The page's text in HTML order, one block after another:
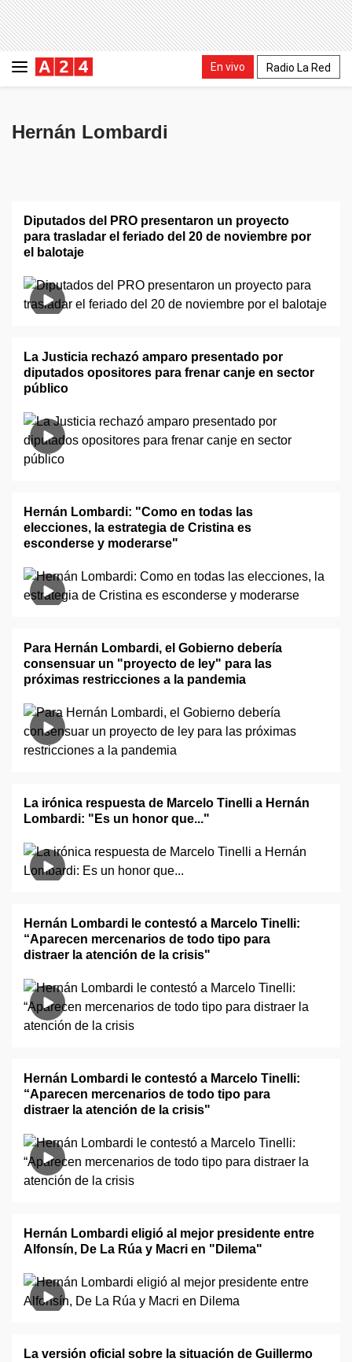
En vivo Radio La Red
Hernán Lombardi
Diputados del PRO presentaron un proyecto
para trasladar el feriado del 20 de noviembre por
el balotaje
La Justicia rechazó amparo presentado por
diputados opositores para frenar canje en sector
público
Hernán Lombardi: "Como en todas las
elecciones, la estrategia de Cristina es
esconderse y moderarse"
Para Hernán Lombardi, el Gobierno debería
consensuar un "proyecto de ley" para las
próximas restricciones a la pandemia
La irónica respuesta de Marcelo Tinelli a Hernán
Lombardi: "Es un honor que..."
Hernán Lombardi le contestó a Marcelo Tinelli:
“Aparecen mercenarios de todo tipo para
distraer la atención de la crisis"
Hernán Lombardi le contestó a Marcelo Tinelli:
“Aparecen mercenarios de todo tipo para
distraer la atención de la crisis"
Hernán Lombardi eligió al mejor presidente entre
Alfonsín, De La Rúa y Macri en "Dilema"
La versión oficial sobre la situación de Guillermo